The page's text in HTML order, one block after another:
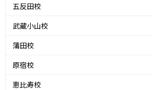
五反田校
武蔵小山校
蒲田校
原宿校
恵比寿校